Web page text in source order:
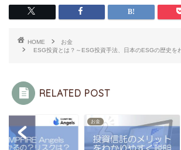
HOME
お金
ESG投資とは？～ESG投資手法、日本のESGの歴史を
RELATED POST
お金